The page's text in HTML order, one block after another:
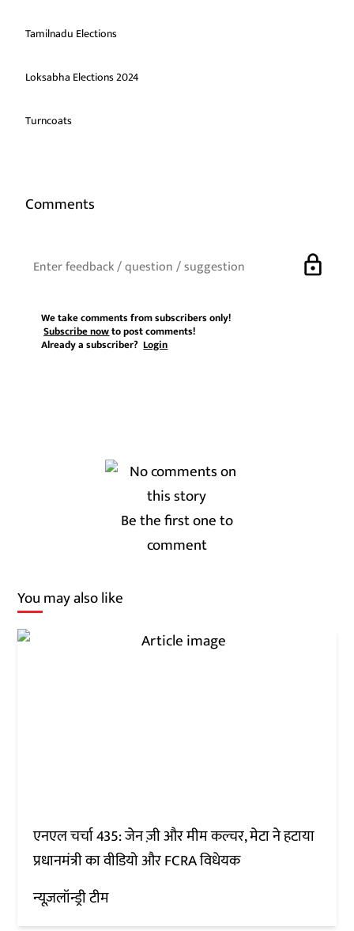
Tamilnadu Elections
Loksabha Elections 2024
Turncoats
Comments
lock
We take comments from subscribers only!
Subscribe nowto post comments!
Already a subscriber?Login
Be the first one to
comment
You may also like
एनएल चर्चा 435: जेन ज़ी और मीम कल्चर, मेटा ने हटाया
प्रधानमंत्री का वीडियो और FCRA विधेयक
न्यूज़लॉन्ड्री टीम